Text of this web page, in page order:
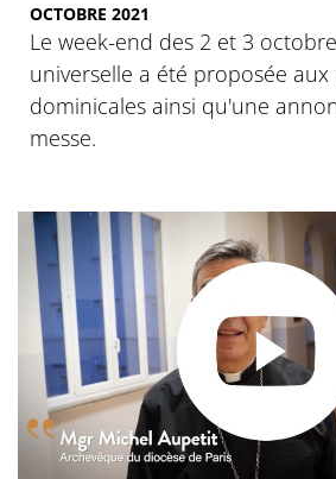
OCTOBRE 2021
Le week-end des 2 et 3
universelle a été proposée aux
dominicales ainsi qu'une
messe.